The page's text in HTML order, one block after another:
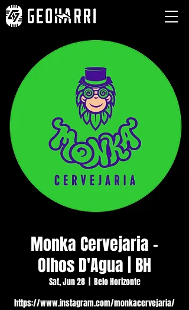
Monka Cervejaria -
Olhos D'Agua | BH
Sat, Jun 28
  |
Belo Horizonte
https://www.instagram.com/monkacervejaria/